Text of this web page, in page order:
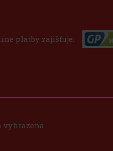
platby zajišťuje:
vyhrazena.